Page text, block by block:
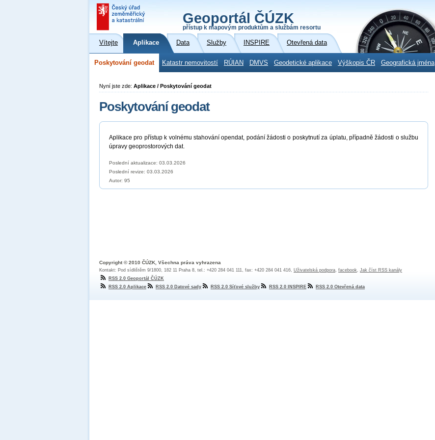
Geoportál ČÚZK
přístup k mapovým produktům a službám resortu
Vítejte Aplikace Data Služby INSPIRE Otevřená data
Poskytování geodat Katastr nemovitostí RÚIAN DMVS Geodetické aplikace Výškopis ČR Geografická jména
Nyní jste zde: Aplikace / Poskytování geodat
Poskytování geodat
Aplikace pro přístup k volnému stahování opendat, podání žádosti o poskytnutí za úplatu, případně žádosti o službu
úpravy geoprostorových dat.
Poslední aktualizace: 03.03.2026
Poslední revize: 03.03.2026
Autor: 95
Copyright © 2010 ČÚZK, Všechna práva vyhrazena
Kontakt: Pod sídlištěm 9/1800, 182 11 Praha 8, tel.: +420 284 041 111, fax: +420 284 041 416, Uživatelská podpora, facebook, Jak číst RSS kanály
RSS 2.0 Geoportál ČÚZK
RSS 2.0 Aplikace
RSS 2.0 Datové sady RSS 2.0 Síťové služby RSS 2.0 INSPIRE RSS 2.0 Otevřená data